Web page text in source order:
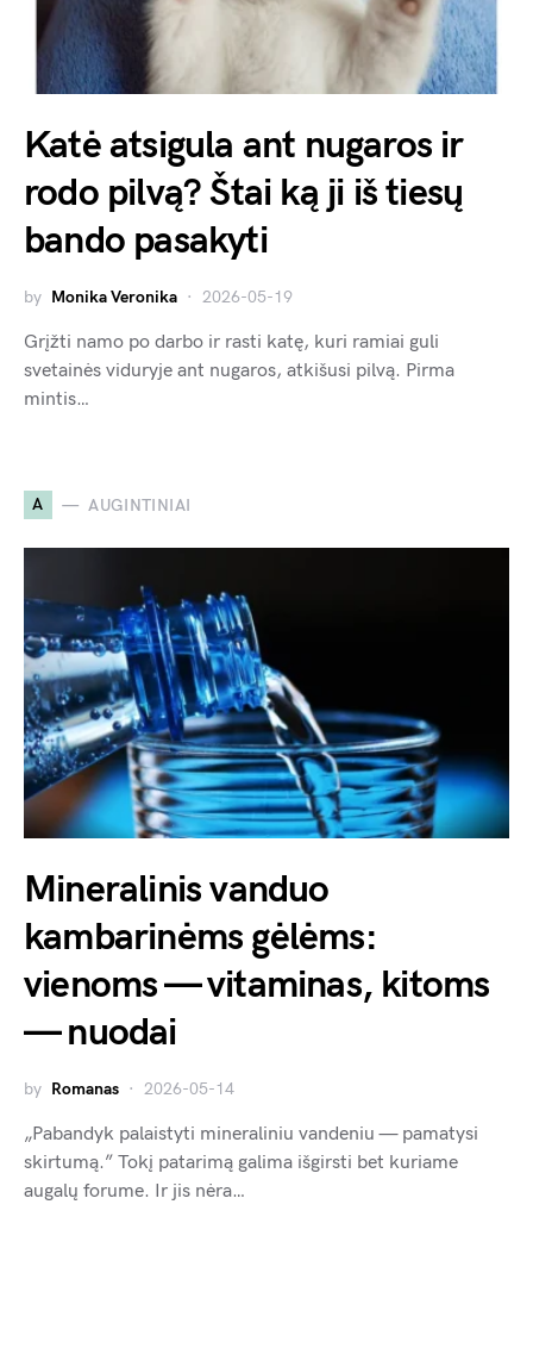
Katė atsigula ant nugaros ir
rodo pilvą? Štai ką ji iš tiesų
bando pasakyti
by Monika Veronika 2026-05-19
Grįžti namo po darbo ir rasti katę, kuri ramiai guli
svetainės viduryje ant nugaros, atkišusi pilvą. Pirma
mintis…
A AUGINTINIAI
Mineralinis vanduo
kambarinėms gėlėms:
vienoms — vitaminas, kitoms
— nuodai
by Romanas 2026-05-14
„Pabandyk palaistyti mineraliniu vandeniu — pamatysi
skirtumą.” Tokį patarimą galima išgirsti bet kuriame
augalų forume. Ir jis nėra…